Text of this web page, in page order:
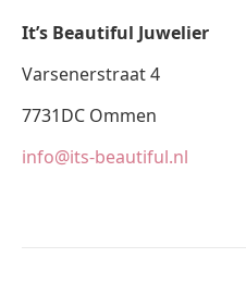
It’s Beautiful Juwelier
Varsenerstraat 4
7731DC Ommen
info@its-beautiful.nl